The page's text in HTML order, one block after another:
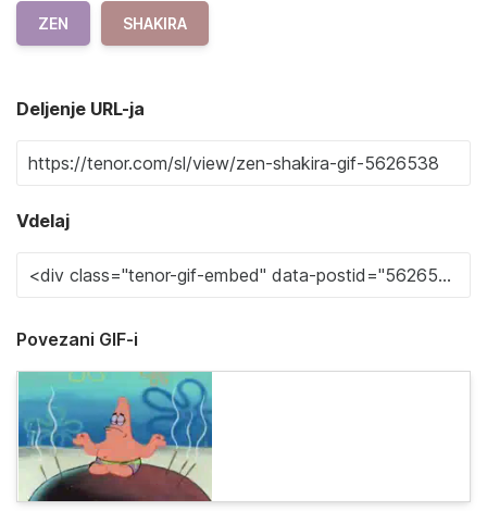
ZEN SHAKIRA
Deljenje URL-ja
Vdelaj
Povezani GIF-i